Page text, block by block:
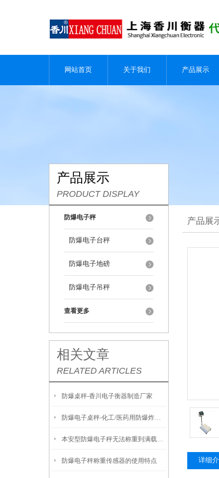
网站首页 关于我们 产品展示
产品展示
PRODUCT DISPLAY
防爆电子秤
防爆电子台秤
防爆电子地磅
防爆电子吊秤
查看更多
相关文章
RELATED ARTICLES
防爆桌秤-香川电子衡器制造厂家
防爆电子桌秤-化工/医药用防爆炸电子称产品推荐
本安型防爆电子秤无法称重到满载的解决方法
防爆电子秤称重传感器的使用特点
产品展
详细